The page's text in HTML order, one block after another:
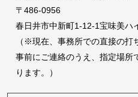
〒486-0956
春日井市中新町1-12-1宝味美ハ
（※現在、事務所での直接の打
事前にご連絡のうえ、指定場所
ります。）